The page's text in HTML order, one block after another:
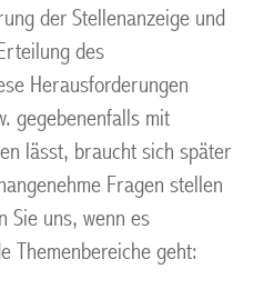
der Stellenanzeige und
des
Herausforderungen
gegebenenfalls mit
lässt, braucht sich später
Fragen stellen
Sie uns, wenn es
Themenbereiche geht: